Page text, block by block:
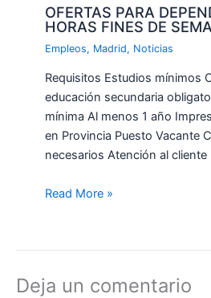
OFERTAS PARA
HORAS FINES DE
Empleos, Madrid, Noticias
Requisitos Estudios mínimos
educación secundaria
mínima Al menos 1 año
en Provincia Puesto Vacante
necesarios Atención al
Read More »
Deja un comentario